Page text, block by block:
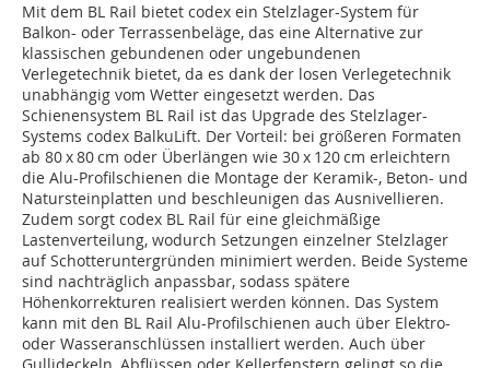
Mit dem BL Rail bietet codex ein Stelzlager-System für
Balkon- oder Terrassenbeläge, das eine Alternative zur
klassischen gebundenen oder ungebundenen
Verlegetechnik bietet, da es dank der losen Verlegetechnik
unabhängig vom Wetter eingesetzt werden. Das
Schienensystem BL Rail ist das Upgrade des Stelzlager-
Systems codex BalkuLift. Der Vorteil: bei größeren Formaten
ab 80 x 80 cm oder Überlängen wie 30 x 120 cm erleichtern
die Alu-Profilschienen die Montage der Keramik-, Beton- und
Natursteinplatten und beschleunigen das Ausnivellieren.
Zudem sorgt codex BL Rail für eine gleichmäßige
Lastenverteilung, wodurch Setzungen einzelner Stelzlager
auf Schotteruntergründen minimiert werden. Beide Systeme
sind nachträglich anpassbar, sodass spätere
Höhenkorrekturen realisiert werden können. Das System
kann mit den BL Rail Alu-Profilschienen auch über Elektro-
oder Wasseranschlüssen installiert werden. Auch über